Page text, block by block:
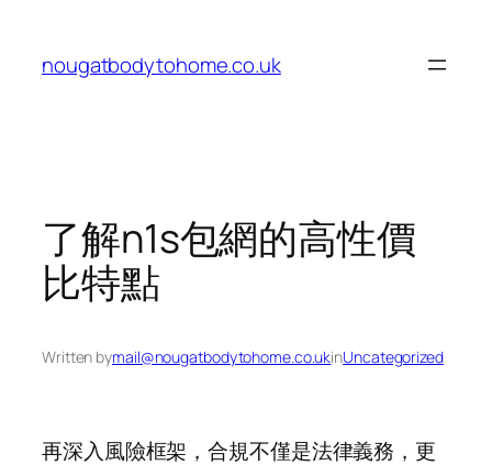
content
nougatbodytohome.co.uk
了解n1s包網的高性價
比特點
Written bymail@nougatbodytohome.co.ukinUncategorized
再深入風險框架，合規不僅是法律義務，更